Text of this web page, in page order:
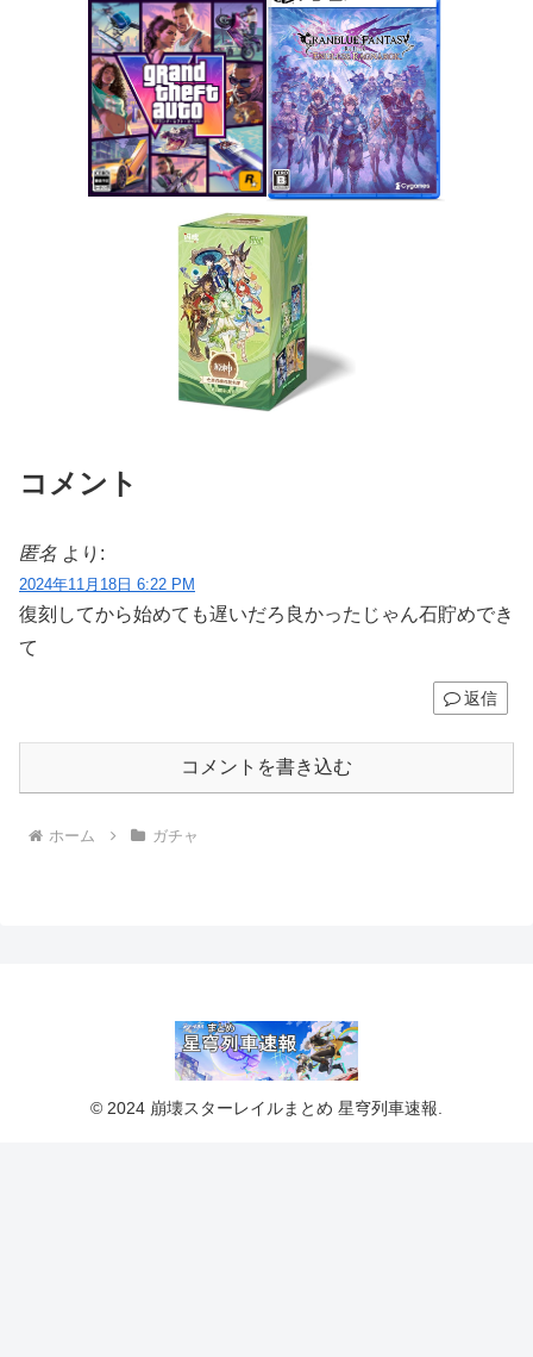
コメント
匿名 より:
2024年11月18日 6:22 PM
復刻してから始めても遅いだろ良かったじゃん石貯めでき
て
返信
コメントを書き込む
ホーム ガチャ
© 2024 崩壊スターレイルまとめ 星穹列車速報.